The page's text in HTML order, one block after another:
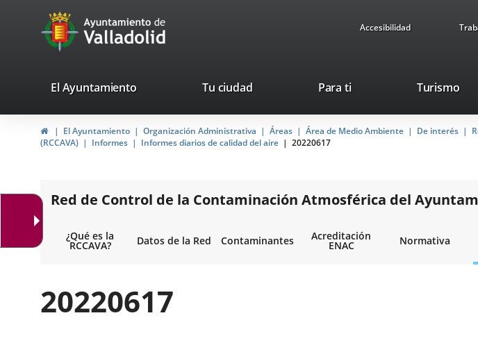
Portal
Web
Ayuntamiento
de
Valladolid
Accesibilidad
valladolid.es
El Ayuntamiento Tu ciudad Para ti TurismoEste
se
InicioEl Ayuntamiento Organización Administrativa Áreas Área de Medio Ambiente De interés
(RCCAVA)
Informes Informes diarios de calidad del aire 20220617
Red de Control de la Contaminación Atmosférica del
¿Qué es la
RCCAVA? Datos de la Red Contaminantes Acreditación
ENAC Normativa
20220617